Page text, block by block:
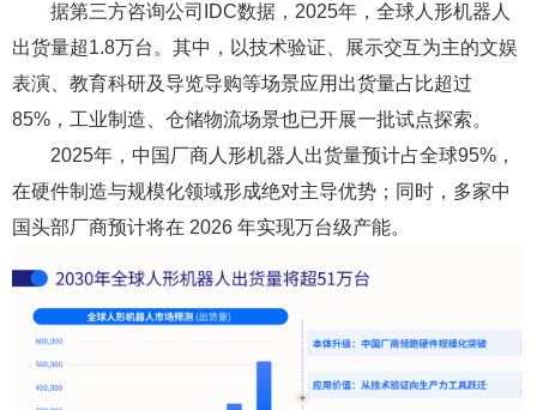
据第三方咨询公司IDC数据，2025年，全球人形机器人
出货量超1.8万台。其中，以技术验证、展示交互为主的文娱
表演、教育科研及导览导购等场景应用出货量占比超过
85%，工业制造、仓储物流场景也已开展一批试点探索。
2025年，中国厂商人形机器人出货量预计占全球95%，
在硬件制造与规模化领域形成绝对主导优势；同时，多家中
国头部厂商预计将在 2026 年实现万台级产能。